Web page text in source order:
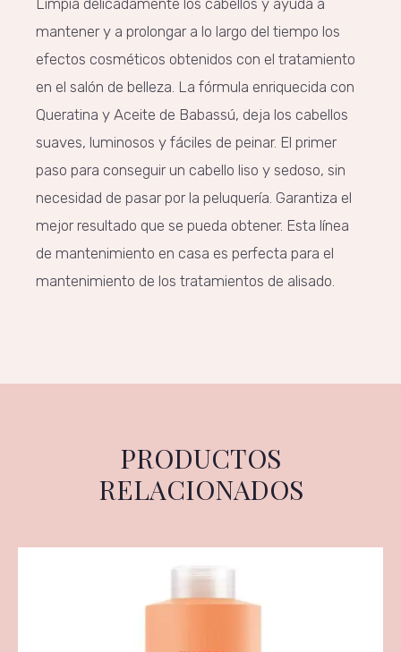
mantener y a prolongar a lo largo del tiempo los
efectos cosméticos obtenidos con el tratamiento
en el salón de belleza. La fórmula enriquecida con
Queratina y Aceite de Babassú, deja los cabellos
suaves, luminosos y fáciles de peinar. El primer
paso para conseguir un cabello liso y sedoso, sin
necesidad de pasar por la peluquería. Garantiza el
mejor resultado que se pueda obtener. Esta línea
de mantenimiento en casa es perfecta para el
mantenimiento de los tratamientos de alisado.
PRODUCTOS
RELACIONADOS